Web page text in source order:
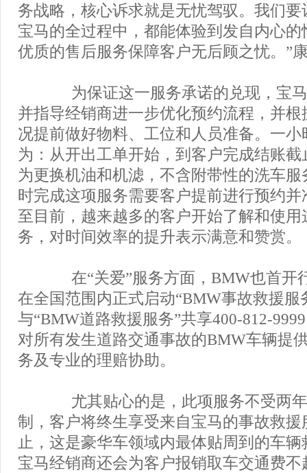
务战略，核心诉求就是无忧驾驭。我们要
宝马的全过程中，都能体验到发自内心的
优质的售后服务保障客户无后顾之忧。”
为保证这一服务承诺的兑现，宝马
并指导经销商进一步优化预约流程，并根
况提前做好物料、工位和人员准备。一小
为：从开出工单开始，到客户完成结账截
为更换机油和机滤，不含附带性的洗车服
时完成这项服务需要客户提前进行预约并
至目前，越来越多的客户开始了解和使用
务，对时间效率的提升表示满意和赞赏。
在“关爱”服务方面，BMW也首开
在全国范围内正式启动“BMW事故救援服
与“BMW道路救援服务”共享400-812-
对所有发生道路交通事故的BMW车辆提
务及专业的理赔协助。
尤其贴心的是，此项服务不受两年
制，客户将终生享受来自宝马的事故救援
止，这是豪华车领域内最体贴周到的车辆
宝马经销商还会为客户报销取车交通费不